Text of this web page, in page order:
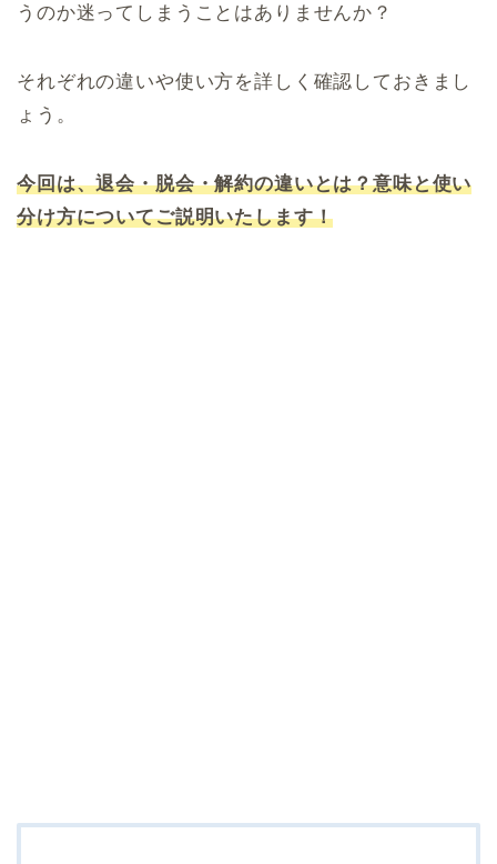
うのか迷ってしまうことはありませんか？
それぞれの違いや使い方を詳しく確認しておきまし
ょう。
今回は、退会・脱会・解約の違いとは？意味と使い
分け方についてご説明いたします！